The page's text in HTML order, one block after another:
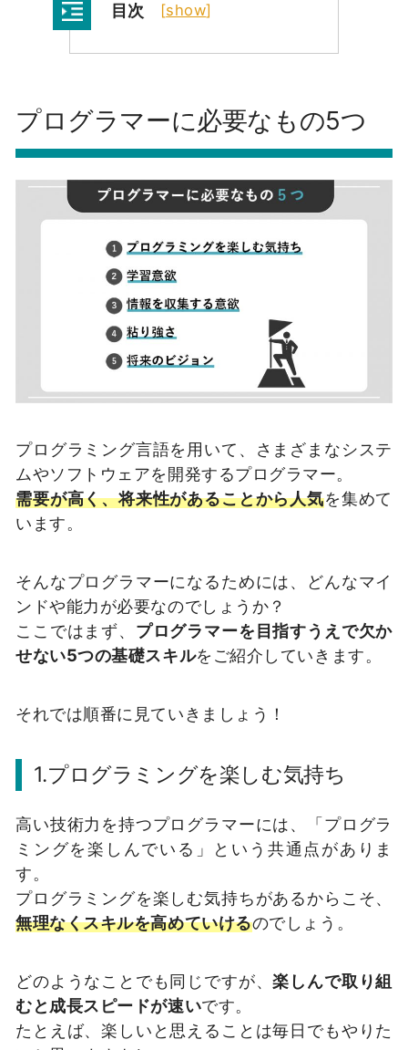
目次 [show]
プログラマーに必要なもの5つ
プログラミング言語を用いて、さまざまなシステ
ムやソフトウェアを開発するプログラマー。
需要が高く、将来性があることから人気を集めて
います。
そんなプログラマーになるためには、どんなマイ
ンドや能力が必要なのでしょうか？
ここではまず、 プログラマーを目指すうえで欠か
せない5つの基礎スキルをご紹介していきます。
それでは順番に見ていきましょう！
1.プログラミングを楽しむ気持ち
高い技術力を持つプログラマーには、「プログラ
ミングを楽しんでいる」という共通点がありま
す。
プログラミングを楽しむ気持ちがあるからこそ、
無理なくスキルを高めていけるのでしょう。
どのようなことでも同じですが、楽しんで取り組
むと成長スピードが速いです。
たとえば、楽しいと思えることは毎日でもやりた